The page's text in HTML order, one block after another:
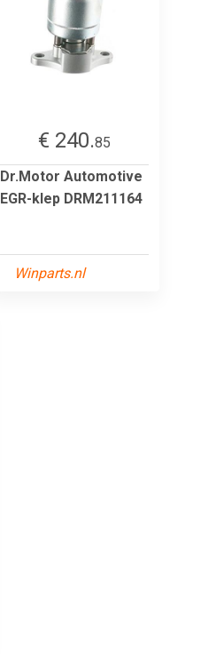
€ 240.85
Dr.Motor Automotive
EGR-klep DRM211164
Winparts.nl